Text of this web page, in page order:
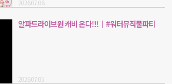
2026.07.06
알파드라이브원 캐비 온다!!!｜#워터뮤직풀파티
2026.07.05